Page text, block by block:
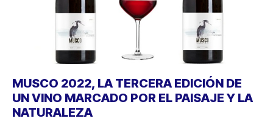
MUSCO 2022, LA TERCERA EDICIÓN DE
UN VINO MARCADO POR EL PAISAJE Y LA
NATURALEZA